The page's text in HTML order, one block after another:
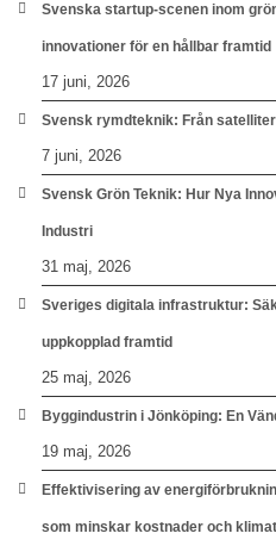
Svenska startup-scenen inom
innovationer för en hållbar framtid
17 juni, 2026
Svensk rymdteknik: Från
7 juni, 2026
Svensk Grön Teknik: Hur Nya
Industri
31 maj, 2026
Sveriges digitala infrastruktur:
uppkopplad framtid
25 maj, 2026
Byggindustrin i Jönköping: En
19 maj, 2026
Effektivisering av
som minskar kostnader och